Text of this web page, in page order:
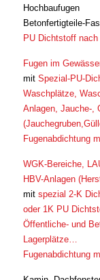
Hochbaufugen
Betonfertigteile-
PU Dichtstoff
Fugen im
mitSpezial-PU-
Waschplätze,
Anlagen, Jauche-,
Fugenabdichtung
WGK-Bereiche,
HBV-Anlagen
mitspezial 2-K
oder 1K PU
Öffentliche- und
Lagerplätze…
Fugenabdichtung